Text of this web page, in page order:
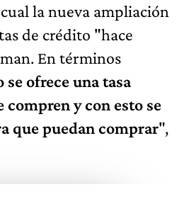
la nueva ampliación
de crédito "hace
En términos
ofrece una tasa
compren y con esto se
que puedan comprar",